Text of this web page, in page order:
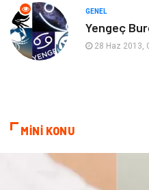
Evlilik Rehberi
Astroloji
GENEL
Yengeç
28 Haz 2013,
MİNİ KONU